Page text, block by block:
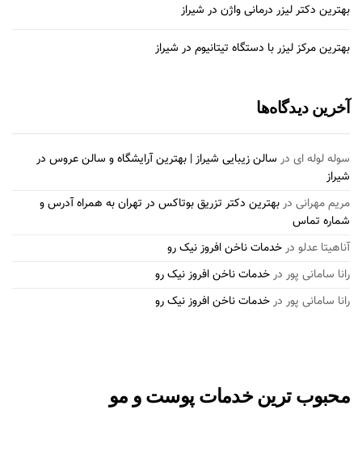
بهترین دکتر لیزر درمانی واژن در شیراز
بهترین مرکز لیزر با دستگاه تیتانیوم در شیراز
آخرین دیدگاه‌ها
سوله لوله ای در سالن زیبایی شیراز | بهترین آرایشگاه و سالن عروس در
شیراز
مریم مهرانی دربهترین دکتر تزریق بوتاکس در تهران به همراه آدرس و
شماره تماس
آناهیتا عدلو درخدمات ناخن افروز نیک رو
رانا سامانی پور درخدمات ناخن افروز نیک رو
رانا سامانی پور درخدمات ناخن افروز نیک رو
محبوب ترین خدمات پوست و مو